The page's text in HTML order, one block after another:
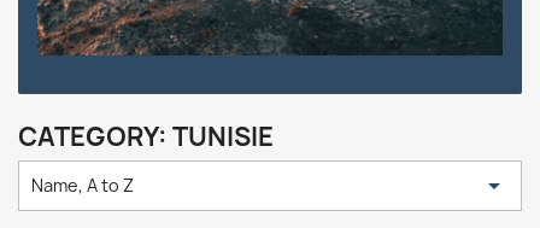
CATEGORY: TUNISIE
Name, A to Z 